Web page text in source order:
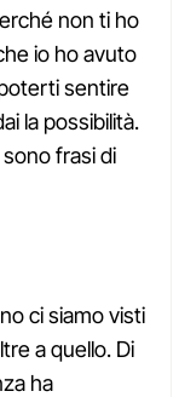
non ti ho
io ho avuto
sentire
la possibilità.
frasi di
ci siamo visti
a quello. Di
ha